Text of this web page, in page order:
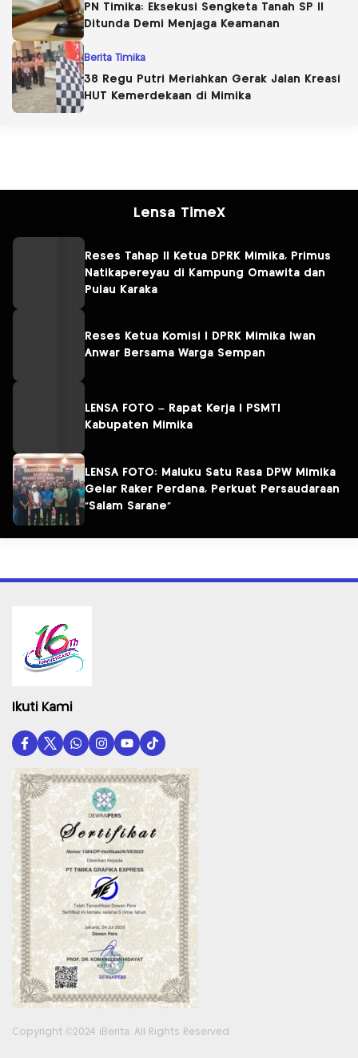
PN Timika: Eksekusi Sengketa Tanah SP II
Ditunda Demi Menjaga Keamanan
Berita Timika
38 Regu Putri Meriahkan Gerak Jalan Kreasi
HUT Kemerdekaan di Mimika
Lensa TimeX
Reses Tahap II Ketua DPRK Mimika, Primus
Natikapereyau di Kampung Omawita dan
Pulau Karaka
Reses Ketua Komisi I DPRK Mimika Iwan
Anwar Bersama Warga Sempan
LENSA FOTO – Rapat Kerja I PSMTI
Kabupaten Mimika
LENSA FOTO: Maluku Satu Rasa DPW Mimika
Gelar Raker Perdana, Perkuat Persaudaraan
“Salam Sarane”
Ikuti Kami
Copyright ©2024 iBerita. All Rights Reserved